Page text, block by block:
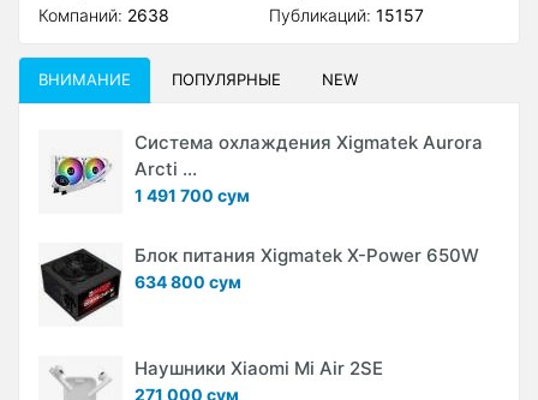
Компаний: 2638
Публикаций: 15157
ВНИМАНИЕ ПОПУЛЯРНЫЕ NEW
Система охлаждения Xigmatek Aurora
Arcti ...
1 491 700 сум
Блок питания Xigmatek X-Power 650W
634 800 сум
Наушники Xiaomi Mi Air 2SE
271 000 сум